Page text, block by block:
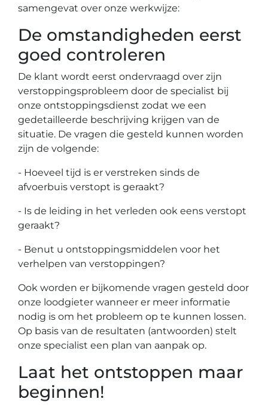
samengevat over onze werkwijze:
De omstandigheden eerst
goed controleren
De klant wordt eerst ondervraagd over zijn
verstoppingsprobleem door de specialist bij
onze ontstoppingsdienst zodat we een
gedetailleerde beschrijving krijgen van de
situatie. De vragen die gesteld kunnen worden
zijn de volgende:
- Hoeveel tijd is er verstreken sinds de
afvoerbuis verstopt is geraakt?
- Is de leiding in het verleden ook eens verstopt
geraakt?
- Benut u ontstoppingsmiddelen voor het
verhelpen van verstoppingen?
Ook worden er bijkomende vragen gesteld door
onze loodgieter wanneer er meer informatie
nodig is om het probleem op te kunnen lossen.
Op basis van de resultaten (antwoorden) stelt
onze specialist een plan van aanpak op.
Laat het ontstoppen maar
beginnen!